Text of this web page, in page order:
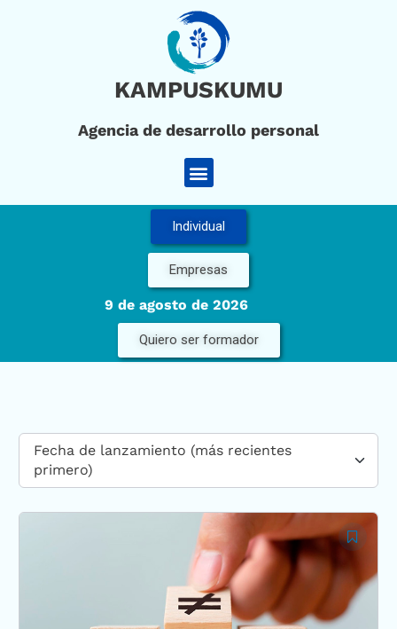
KAMPUSKUMU
Agencia de desarrollo personal
Menú
Individual
Empresas
9 de agosto de 2026
Quiero ser formador
Fecha de lanzamiento (más recientes
primero)